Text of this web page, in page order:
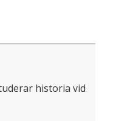
historia vid